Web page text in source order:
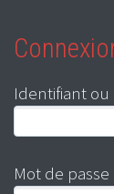
Identifiant ou
Mot de passe